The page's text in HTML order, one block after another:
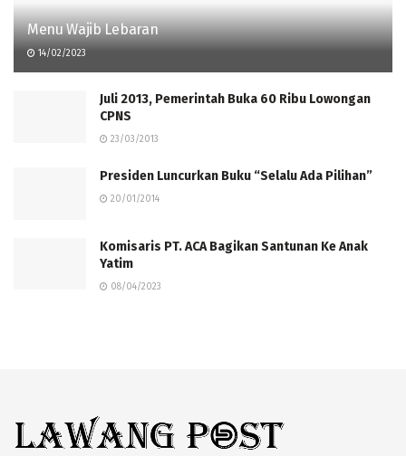
Menu Wajib Lebaran
14/02/2023
Juli 2013, Pemerintah Buka 60 Ribu Lowongan
CPNS
23/03/2013
Presiden Luncurkan Buku “Selalu Ada Pilihan”
20/01/2014
Komisaris PT. ACA Bagikan Santunan Ke Anak
Yatim
08/04/2023